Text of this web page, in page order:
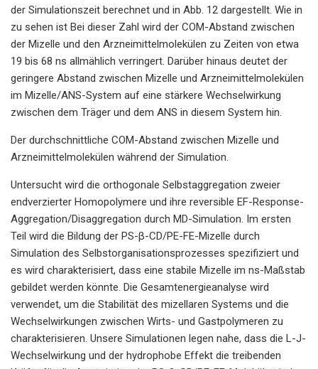
der Simulationszeit berechnet und in Abb. 12 dargestellt. Wie in
zu sehen ist Bei dieser Zahl wird der COM-Abstand zwischen
der Mizelle und den Arzneimittelmolekülen zu Zeiten von etwa
19 bis 68 ns allmählich verringert. Darüber hinaus deutet der
geringere Abstand zwischen Mizelle und Arzneimittelmolekülen
im Mizelle/ANS-System auf eine stärkere Wechselwirkung
zwischen dem Träger und dem ANS in diesem System hin.
Der durchschnittliche COM-Abstand zwischen Mizelle und
Arzneimittelmolekülen während der Simulation.
Untersucht wird die orthogonale Selbstaggregation zweier
endverzierter Homopolymere und ihre reversible EF-Response-
Aggregation/Disaggregation durch MD-Simulation. Im ersten
Teil wird die Bildung der PS-β-CD/PE-FE-Mizelle durch
Simulation des Selbstorganisationsprozesses spezifiziert und
es wird charakterisiert, dass eine stabile Mizelle im ns-Maßstab
gebildet werden könnte. Die Gesamtenergieanalyse wird
verwendet, um die Stabilität des mizellaren Systems und die
Wechselwirkungen zwischen Wirts- und Gastpolymeren zu
charakterisieren. Unsere Simulationen legen nahe, dass die L-J-
Wechselwirkung und der hydrophobe Effekt die treibenden